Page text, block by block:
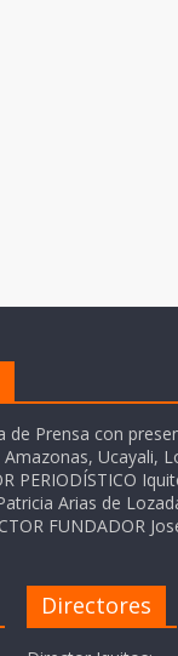
de Prensa con
Ucayali,
PERIODÍSTICO
Arias de
FUNDADOR
Directores